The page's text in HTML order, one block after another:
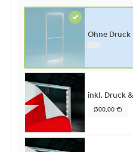
Ohne Druck
inkl. Druck
(300,00 €)